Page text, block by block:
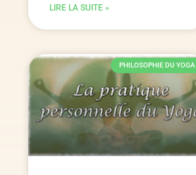
LIRE LA SUITE »
PHILOSOPHIE DU YOGA